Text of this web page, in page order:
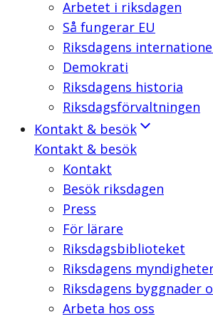
Arbetet i riksdagen
Så fungerar EU
Riksdagens
Demokrati
Riksdagens historia
Riksdagsförvaltningen
Kontakt & besök
Kontakt & besök
Kontakt
Besök riksdagen
Press
För lärare
Riksdagsbiblioteket
Riksdagens
Riksdagens byggnader
Arbeta hos oss